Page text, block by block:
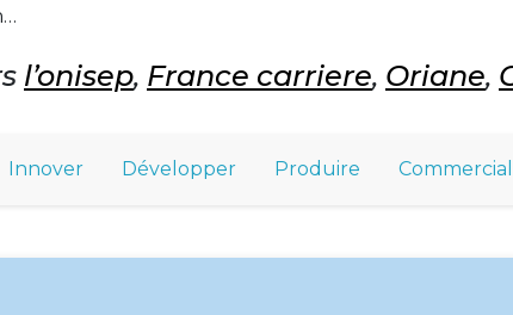
l’onisep, France carriere, Oriane,
Innover Développer Produire